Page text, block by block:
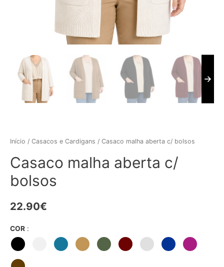
Início / Casacos e Cardigans / Casaco malha aberta c/ bolsos
Casaco malha aberta c/
bolsos
22.90€
COR :